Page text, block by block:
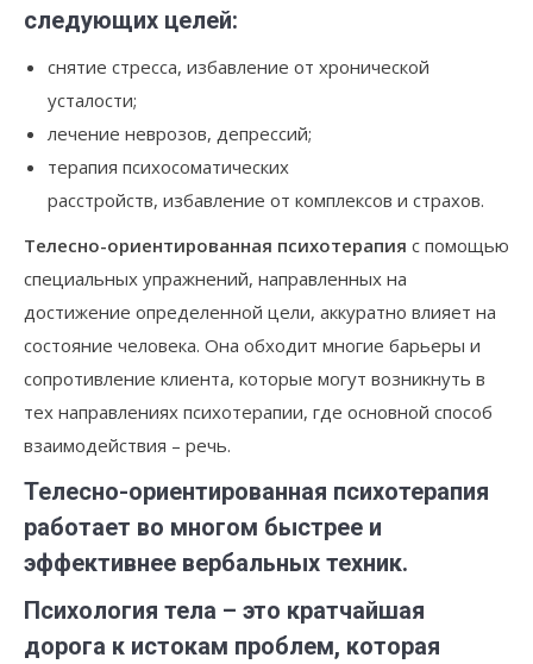
следующих целей:
снятие стресса, избавление от хронической
усталости;
лечение неврозов, депрессий;
терапия психосоматических
расстройств, избавление от комплексов и страхов.
Телесно-ориентированная психотерапия с помощью
специальных упражнений, направленных на
достижение определенной цели, аккуратно влияет на
состояние человека. Она обходит многие барьеры и
сопротивление клиента, которые могут возникнуть в
тех направлениях психотерапии, где основной способ
взаимодействия – речь.
Телесно-ориентированная психотерапия
работает во многом быстрее и
эффективнее вербальных техник.
Психология тела – это кратчайшая
дорога к истокам проблем, которая